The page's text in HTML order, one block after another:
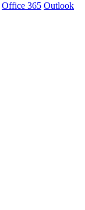
Office 365 Outlook